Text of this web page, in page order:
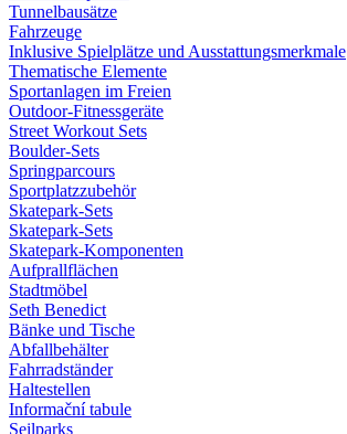
Tunnelbausätze
Fahrzeuge
Inklusive Spielplätze und Ausstattungsmerkmale
Thematische Elemente
Sportanlagen im Freien
Outdoor-Fitnessgeräte
Street Workout Sets
Boulder-Sets
Springparcours
Sportplatzzubehör
Skatepark-Sets
Skatepark-Sets
Skatepark-Komponenten
Aufprallflächen
Stadtmöbel
Seth Benedict
Bänke und Tische
Abfallbehälter
Fahrradständer
Haltestellen
Informační tabule
Seilparks